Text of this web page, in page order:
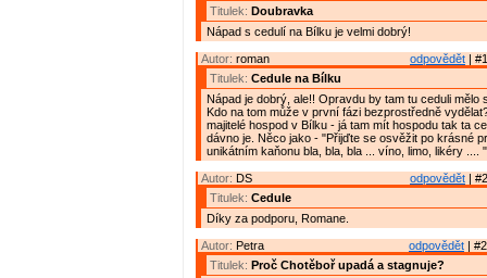
Titulek: Doubravka
Nápad s cedulí na Bílku je velmi dobrý!
odpovědět |
Autor: roman
Titulek: Cedule na Bílku
Nápad je dobrý, ale!! Opravdu by tam tu ceduli mělo
Kdo na tom může v první fázi bezprostředně
majitelé hospod v Bílku - já tam mít hospodu tak ta
dávno je. Něco jako - "Přijďte se osvěžit po krásné
unikátním kaňonu bla, bla, bla ... víno, limo, likéry ....
odpovědět |
Autor: DS
Titulek: Cedule
Díky za podporu, Romane.
odpovědět |
Autor: Petra
Titulek: Proč Chotěboř upadá a stagnuje?